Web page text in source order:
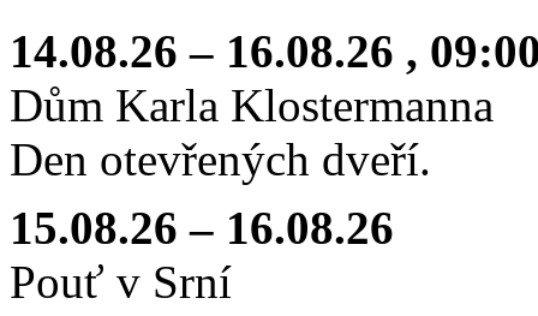
14.08.26 – 16.08.26 ,
Dům Karla Klostermanna
Den otevřených dveří.
15.08.26 – 16.08.26
Pouť v Srní